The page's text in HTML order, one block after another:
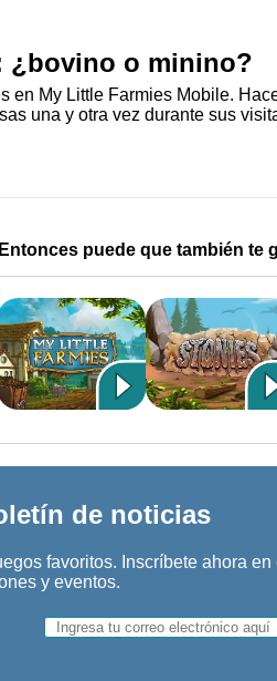
¿bovino o minino?
en My Little Farmies Mobile.
una y otra vez durante sus
puede que también
de noticias
favoritos. Inscríbete ahora
y eventos.